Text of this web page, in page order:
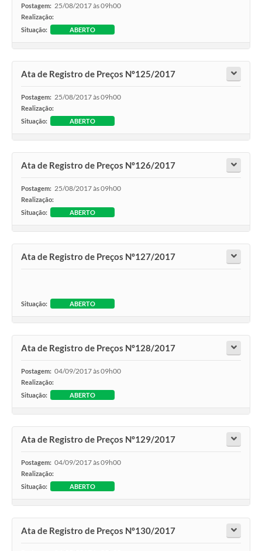
Postagem: 25/08/2017 às 09h00
Realização:
Situação:
ABERTO
Ata de Registro de Preços Nº125/2017
Postagem: 25/08/2017 às 09h00
Realização:
Situação:
ABERTO
Ata de Registro de Preços Nº126/2017
Postagem: 25/08/2017 às 09h00
Realização:
Situação:
ABERTO
Ata de Registro de Preços Nº127/2017
Situação: ABERTO
Ata de Registro de Preços Nº128/2017
Postagem: 04/09/2017 às 09h00
Realização:
Situação:
ABERTO
Ata de Registro de Preços Nº129/2017
Postagem: 04/09/2017 às 09h00
Realização:
Situação:
ABERTO
Ata de Registro de Preços Nº130/2017